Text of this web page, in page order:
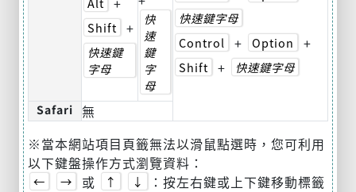
Shift +
快速鍵
字母
快速鍵字母
Control
+ Option +
Shift + 快速鍵字母
快
速
鍵
字
母
Safari
無
※當本網站項目頁籤無法以滑鼠點選時，您可利用
以下鍵盤操作方式瀏覽資料：
← → 或 ↑ ↓
：按左右鍵或上下鍵移動標籤